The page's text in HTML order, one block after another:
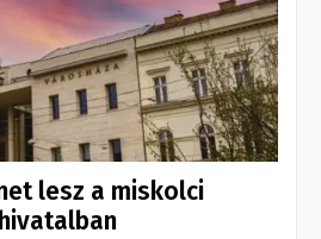
lesz a miskolci